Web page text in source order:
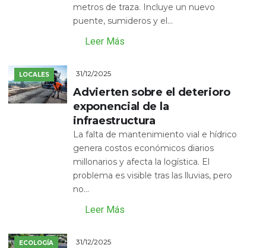
metros de traza. Incluye un nuevo
puente, sumideros y el...
Leer Más
LOCALES 31/12/2025
Advierten sobre el deterioro
exponencial de la
infraestructura
La falta de mantenimiento vial e hídrico
genera costos económicos diarios
millonarios y afecta la logística. El
problema es visible tras las lluvias, pero
no...
Leer Más
ECOLOGÍA 31/12/2025